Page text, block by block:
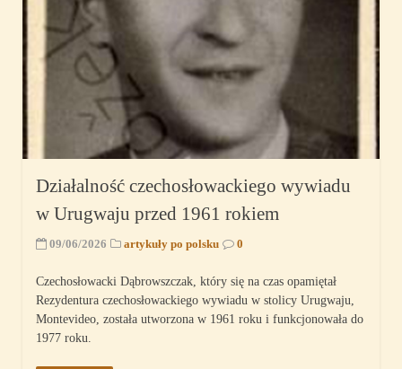
Działalność czechosłowackiego wywiadu
w Urugwaju przed 1961 rokiem
09/06/2026 artykuły po polsku 0
Czechosłowacki Dąbrowszczak, który się na czas opamiętał
Rezydentura czechosłowackiego wywiadu w stolicy Urugwaju,
Montevideo, została utworzona w 1961 roku i funkcjonowała do
1977 roku.